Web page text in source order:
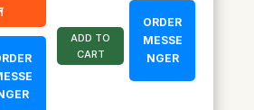
ADD TO
CART
ORDER
MESSE
NGER